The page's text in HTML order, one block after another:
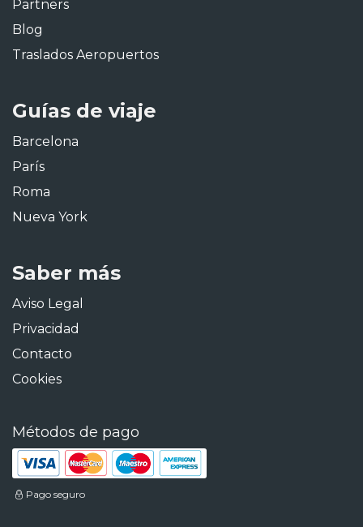
Partners
Blog
Traslados Aeropuertos
Guías de viaje
Barcelona
París
Roma
Nueva York
Saber más
Aviso Legal
Privacidad
Contacto
Cookies
Métodos de pago
Pago seguro